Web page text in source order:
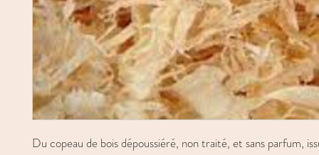
Du copeau de bois dépoussiéré, non traité, et sans parfum,